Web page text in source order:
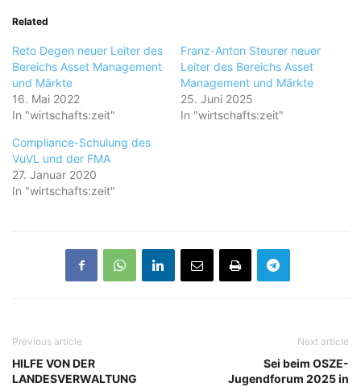
Related
Reto Degen neuer Leiter des
Bereichs Asset Management
und Märkte
16. Mai 2022
In "wirtschafts:zeit"
Franz-Anton Steurer neuer
Leiter des Bereichs Asset
Management und Märkte
25. Juni 2025
In "wirtschafts:zeit"
Compliance-Schulung des
VuVL und der FMA
27. Januar 2020
In "wirtschafts:zeit"
Previous article
HILFE VON DER
LANDESVERWALTUNG
Next article
Sei beim OSZE-
Jugendforum 2025 in